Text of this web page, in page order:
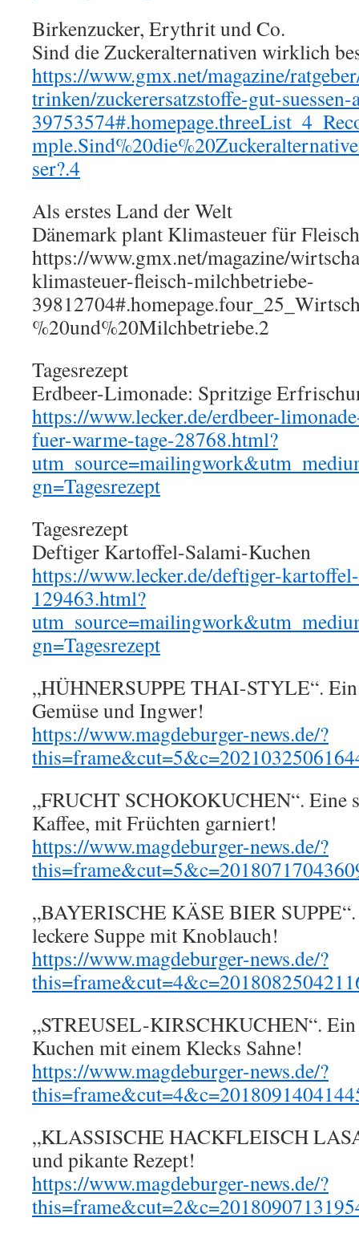
Birkenzucker, Erythrit und Co.
Sind die Zuckeralternativen wirklich
https://www.gmx.net/magazine/
trinken/zuckerersatzstoffe-gut-
ser?.4
Als erstes Land der Welt
Dänemark plant Klimasteuer für
https://www.gmx.net/magazine/
klimasteuer-fleisch-milchbetriebe-
%20und%20Milchbetriebe.2
Tagesrezept
Erdbeer-Limonade: Spritzige
https://www.lecker.de/erdbeer-
fuer-warme-tage-28768.html?
gn=Tagesrezept
Tagesrezept
Deftiger Kartoffel-Salami-Kuchen
https://www.lecker.de/deftiger-
129463.html?
gn=Tagesrezept
„HÜHNERSUPPE THAI-STYLE“. Ein
Gemüse und Ingwer!
https://www.magdeburger-news.de/?
„FRUCHT SCHOKOKUCHEN“. Eine
Kaffee, mit Früchten garniert!
https://www.magdeburger-news.de/?
„BAYERISCHE KÄSE BIER
leckere Suppe mit Knoblauch!
https://www.magdeburger-news.de/?
„STREUSEL-KIRSCHKUCHEN“.
Kuchen mit einem Klecks Sahne!
https://www.magdeburger-news.de/?
„KLASSISCHE HACKFLEISCH
und pikante Rezept!
https://www.magdeburger-news.de/?